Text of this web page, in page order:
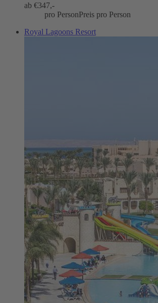
ab €347,-
pro PersonPreis pro Person
Royal Lagoons Resort